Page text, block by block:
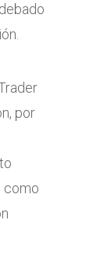
por
como